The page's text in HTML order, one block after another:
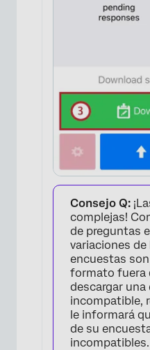
Consejo Q:
complejas!
de preguntas
variaciones
encuestas
formato fuera
descargar una
incompatible,
le informará
de su
incompatibles.